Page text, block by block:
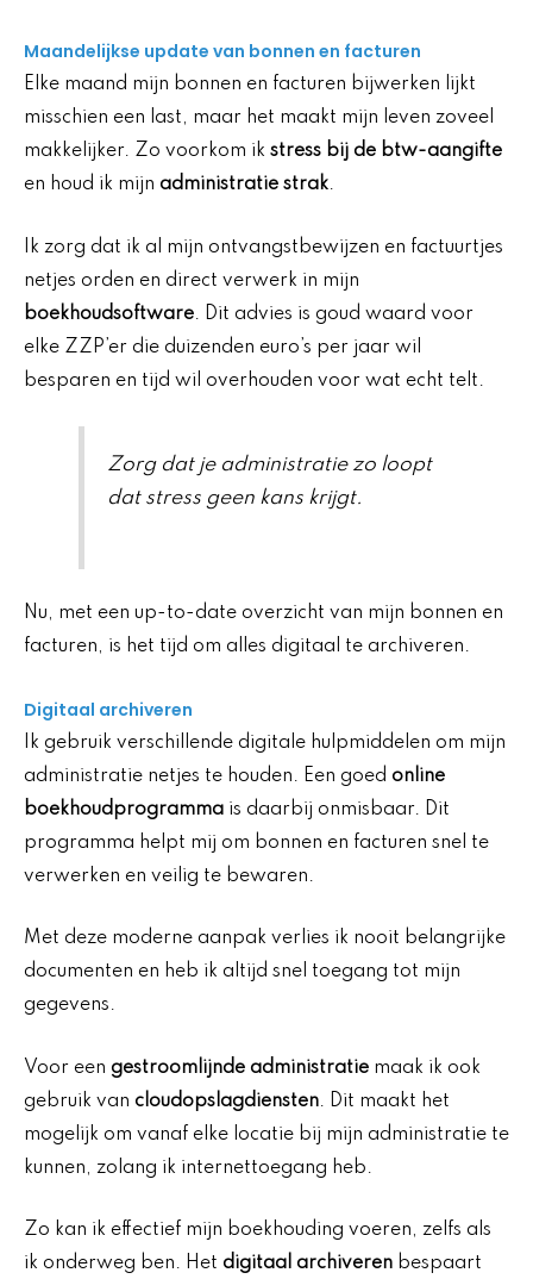
Maandelijkse update van bonnen en facturen
Elke maand mijn bonnen en facturen bijwerken lijkt
misschien een last, maar het maakt mijn leven zoveel
makkelijker. Zo voorkom ik stress bij de btw-aangifte
en houd ik mijn administratie strak.
Ik zorg dat ik al mijn ontvangstbewijzen en factuurtjes
netjes orden en direct verwerk in mijn
boekhoudsoftware. Dit advies is goud waard voor
elke ZZP’er die duizenden euro’s per jaar wil
besparen en tijd wil overhouden voor wat echt telt.
Zorg dat je administratie zo loopt
dat stress geen kans krijgt.
Nu, met een up-to-date overzicht van mijn bonnen en
facturen, is het tijd om alles digitaal te archiveren.
Digitaal archiveren
Ik gebruik verschillende digitale hulpmiddelen om mijn
administratie netjes te houden. Een goed online
boekhoudprogramma is daarbij onmisbaar. Dit
programma helpt mij om bonnen en facturen snel te
verwerken en veilig te bewaren.
Met deze moderne aanpak verlies ik nooit belangrijke
documenten en heb ik altijd snel toegang tot mijn
gegevens.
Voor een gestroomlijnde administratie maak ik ook
gebruik van cloudopslagdiensten. Dit maakt het
mogelijk om vanaf elke locatie bij mijn administratie te
kunnen, zolang ik internettoegang heb.
Zo kan ik effectief mijn boekhouding voeren, zelfs als
ik onderweg ben. Het digitaal archiveren bespaart